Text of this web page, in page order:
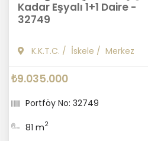
Kadar Eşyalı 1+1 Daire -
32749
K.K.T.C. / İskele / Merkez
₺9.035.000
Portföy No: 32749
81 m2